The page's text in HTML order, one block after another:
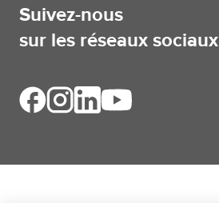
Suivez-nous
sur les réseaux sociaux